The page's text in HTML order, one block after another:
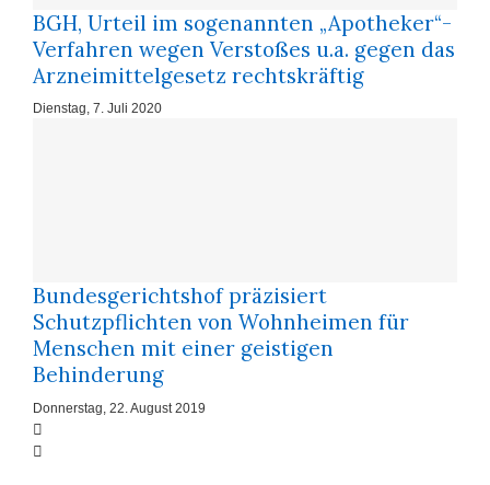
BGH, Urteil im sogenannten „Apotheker“-
Verfahren wegen Verstoßes u.a. gegen das
Arzneimittelgesetz rechtskräftig
Dienstag, 7. Juli 2020
Bundesgerichtshof präzisiert
Schutzpflichten von Wohnheimen für
Menschen mit einer geistigen
Behinderung
Donnerstag, 22. August 2019